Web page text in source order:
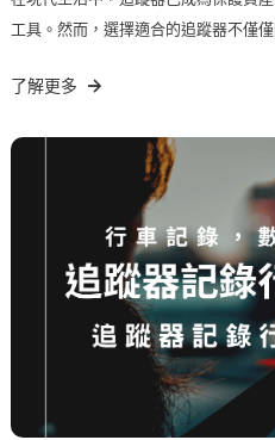
工具。然而，選擇適合的追蹤器不僅
了解更多